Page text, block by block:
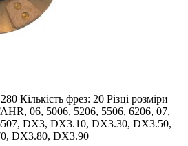
Кількість фрез: 20 Різці розміри
06, 5006, 5206, 5506, 6206, 07,
DX3, DX3.10, DX3.30, DX3.50,
DX3.80, DX3.90